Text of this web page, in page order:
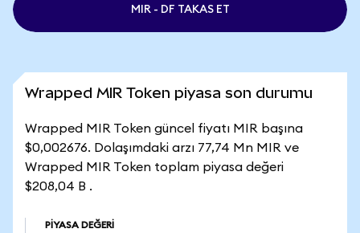
MIR - DF TAKAS ET
Wrapped MIR Token piyasa son durumu
Wrapped MIR Token güncel fiyatı MIR başına
$0,002676. Dolaşımdaki arzı 77,74 Mn MIR ve
Wrapped MIR Token toplam piyasa değeri
$208,04 B .
PIYASA DEĞERI